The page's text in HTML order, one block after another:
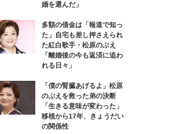
婚を選んだ」
多額の借金は「報道で知っ
た」自宅も差し押さえられ
た紅白歌手・松原のぶえ
「離婚後の今も返済に追わ
れる日々」
「僕の腎臓あげるよ」松原
のぶえを救った弟の決断
「生きる意味が変わった」
移植から17年、きょうだい
の関係性